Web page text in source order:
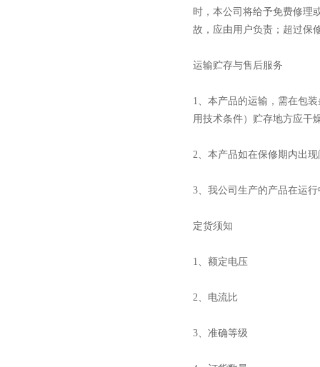
时，本公司将给予免费修理
故，应由用户负责；超过保
运输贮存与售后服务
1、本产品的运输，需在包
用技术条件）贮存地方应干
2、本产品如在保修期内出
3、我公司生产的产品在运
定货须知
1、额定电压
2、电流比
3、准确等级